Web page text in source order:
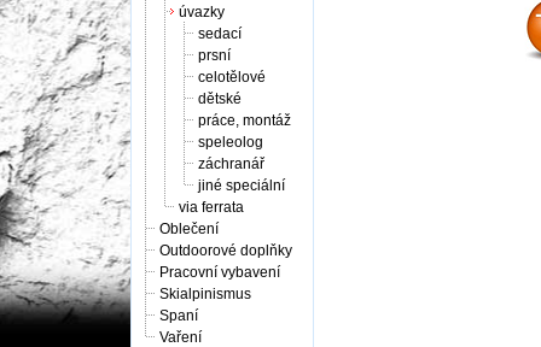
úvazky
sedací
prsní
celotělové
dětské
práce, montáž
speleolog
záchranář
jiné speciální
via ferrata
Oblečení
Outdoorové doplňky
Pracovní vybavení
Skialpinismus
Spaní
Vaření